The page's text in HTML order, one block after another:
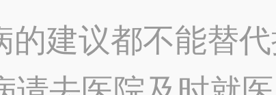
的建议都不能替